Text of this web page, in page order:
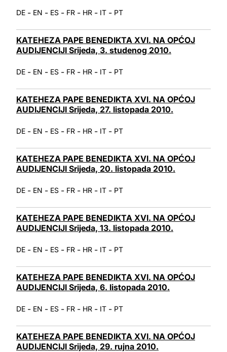
DE - EN - ES - FR - HR - IT - PT
KATEHEZA PAPE BENEDIKTA XVI. NA OPĆOJ
AUDIJENCIJI Srijeda, 3. studenog 2010.
DE - EN - ES - FR - HR - IT - PT
KATEHEZA PAPE BENEDIKTA XVI. NA OPĆOJ
AUDIJENCIJI Srijeda, 27. listopada 2010.
DE - EN - ES - FR - HR - IT - PT
KATEHEZA PAPE BENEDIKTA XVI. NA OPĆOJ
AUDIJENCIJI Srijeda, 20. listopada 2010.
DE - EN - ES - FR - HR - IT - PT
KATEHEZA PAPE BENEDIKTA XVI. NA OPĆOJ
AUDIJENCIJI Srijeda, 13. listopada 2010.
DE - EN - ES - FR - HR - IT - PT
KATEHEZA PAPE BENEDIKTA XVI. NA OPĆOJ
AUDIJENCIJI Srijeda, 6. listopada 2010.
DE - EN - ES - FR - HR - IT - PT
KATEHEZA PAPE BENEDIKTA XVI. NA OPĆOJ
AUDIJENCIJI Srijeda, 29. rujna 2010.